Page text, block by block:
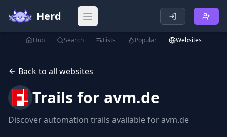
Herd Open main menu
Hub Search Lists Popular Websites
Back to all websites
Trails for avm.de
Discover automation trails available foravm.de